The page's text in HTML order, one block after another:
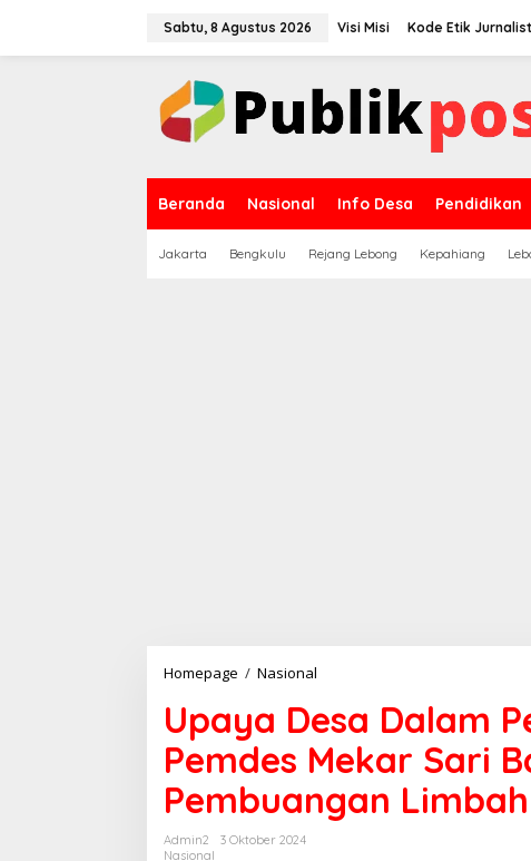
Sabtu, 8 Agustus 2026 Visi Misi Kode Etik
Beranda Nasional Info Desa Pendidikan
Jakarta Bengkulu Rejang Lebong Kepahiang
Homepage / Nasional
Dalam
Pencegahan
Stunting,
Pemdes
Mekar
Sari
Upaya Desa Dalam
Pemdes Mekar Sari
Pembuangan Limbah
Admin2
3 Oktober 2024
Nasional